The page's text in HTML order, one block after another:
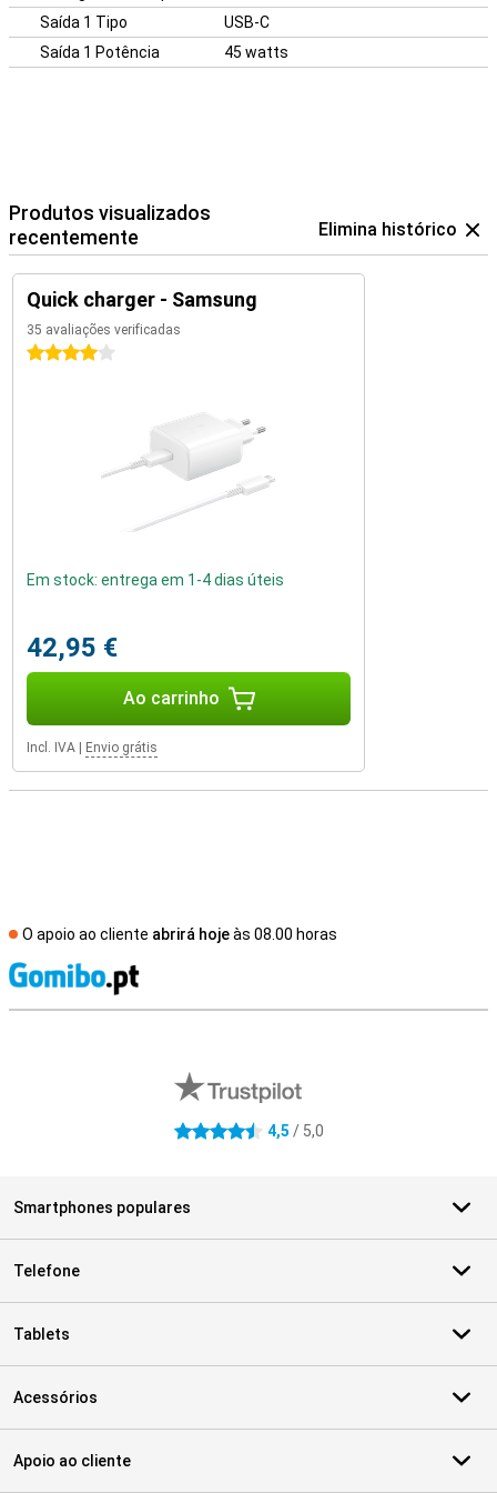
Saída 1 Tipo
USB-C
Saída 1 Potência
45 watts
Produtos visualizados
recentemente
Elimina histórico
Quick charger - Samsung
35 avaliações verificadas
4 estrelas
Em stock: entrega em 1-4 dias úteis
42,95 €
Ao carrinho
Incl. IVA Envio grátis
O apoio ao cliente abrirá hojeàs 08.00 horas
4.5 estrelas 4,5 / 5,0
Smartphones populares
Telefone
Tablets
Acessórios
Apoio ao cliente